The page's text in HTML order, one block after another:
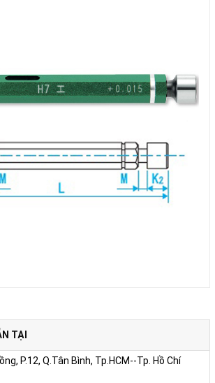
TẠI
P.12, Q.Tân Bình, Tp.HCM--Tp. Hồ Chí